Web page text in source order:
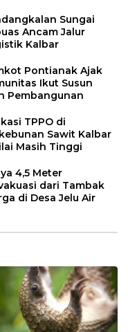
Sungai
Ancam Jalur
Kalbar
Pontianak Ajak
Ikut Susun
Pembangunan
TPPO di
Sawit Kalbar
Masih Tinggi
4,5 Meter
dari Tambak
di Desa Jelu Air